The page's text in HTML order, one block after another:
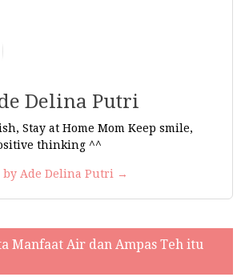
Delina Putri
Stay at Home Mom Keep smile,
thinking ^^
by Ade Delina Putri →
Manfaat Air dan Ampas Teh itu